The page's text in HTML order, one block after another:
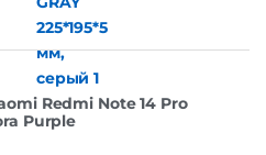
Redmi Note 14 Pro
Purple